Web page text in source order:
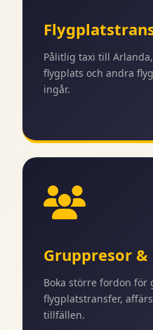
Pålitlig taxi till
flygplats och andra
ingår.
Gruppresor
Boka större fordon för
flygplatstransfer,
tillfällen.